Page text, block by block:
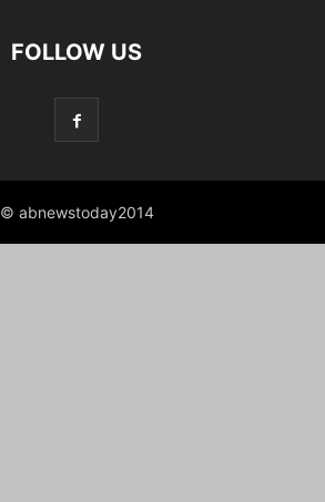
FOLLOW US
© abnewstoday2014